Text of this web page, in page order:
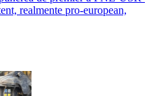
realmente pro-european,